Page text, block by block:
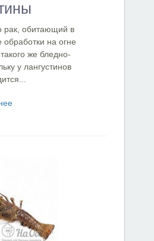
рак, обитающий в
на огне
же бледно-
у лангустинов